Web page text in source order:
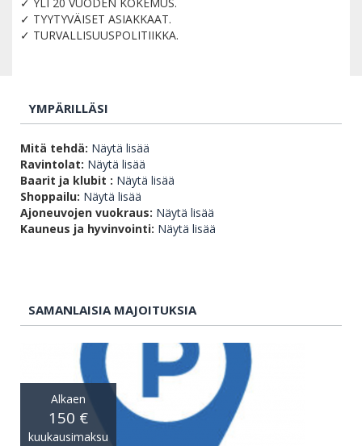
✓ TYYTYVÄISET ASIAKKAAT.
✓ TURVALLISUUSPOLITIIKKA.
YMPÄRILLÄSI
Mitä tehdä: Näytä lisää
Ravintolat: Näytä lisää
Baarit ja klubit : Näytä lisää
Shoppailu: Näytä lisää
Ajoneuvojen vuokraus: Näytä lisää
Kauneus ja hyvinvointi: Näytä lisää
SAMANLAISIA MAJOITUKSIA
Alkaen
150 €
kuukausimaksu